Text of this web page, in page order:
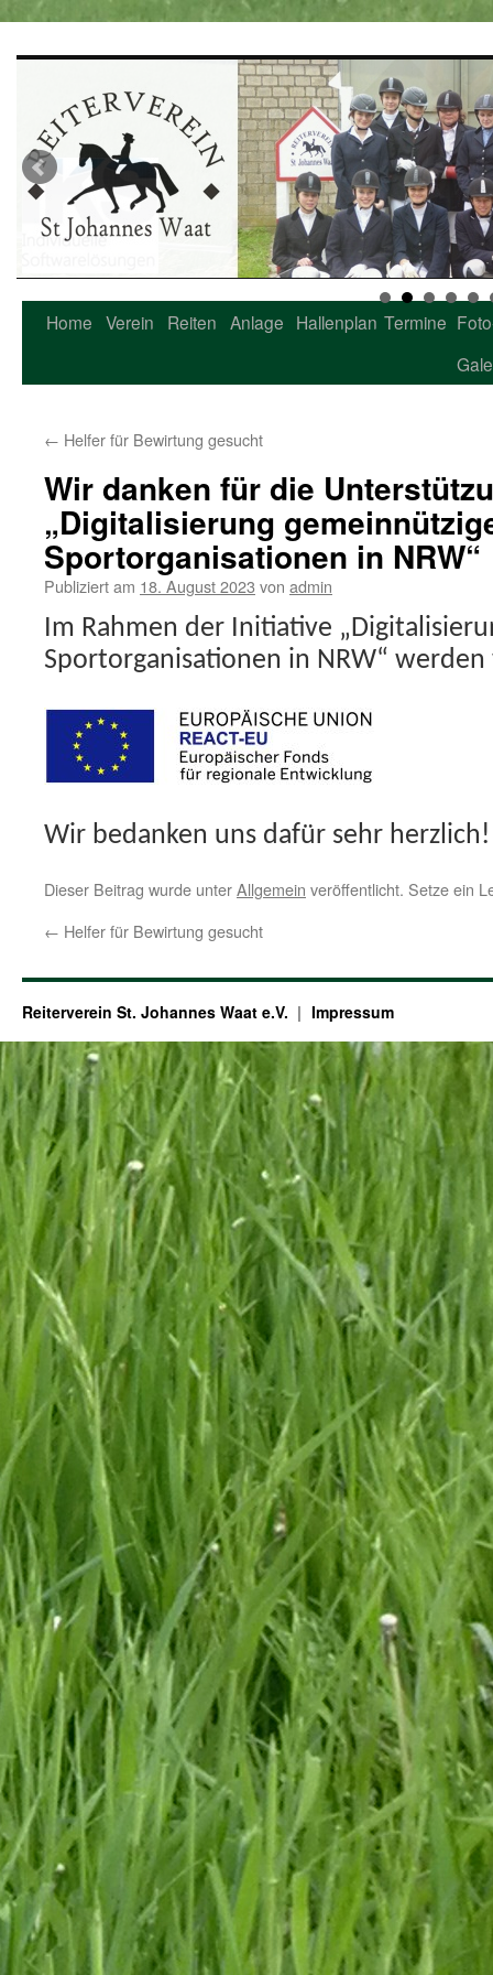
Zum
Home Verein Reiten Anlage Hallenplan Termine
← Helfer für Bewirtung gesucht
Wir danken für die
„Digitalisierung
Sportorganisationen in NRW“
Publiziert am 18. August 2023 von admin
Im Rahmen der Initiative
Sportorganisationen in NRW“
Wir bedanken uns dafür sehr herzlich!
Dieser Beitrag wurde unterAllgemein veröffentlicht. Setze ein
← Helfer für Bewirtung gesucht
Reiterverein St. Johannes Waat e.V. Impressum